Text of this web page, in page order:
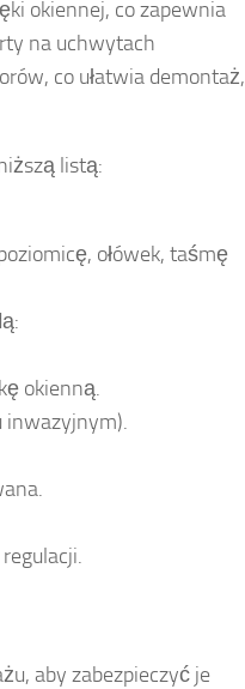
okiennej, co zapewnia
na uchwytach
co ułatwia demontaż,
listą:
ołówek, taśmę
okienną.
inwazyjnym).
aby zabezpieczyć je